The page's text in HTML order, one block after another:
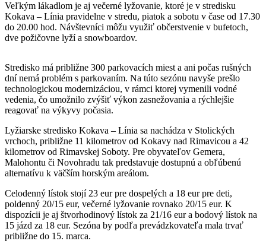
Veľkým lákadlom je aj večerné lyžovanie, ktoré je v stredisku
Kokava – Línia pravidelne v stredu, piatok a sobotu v čase od 17.30
do 20.00 hod. Návštevníci môžu využiť občerstvenie v bufetoch,
dve požičovne lyží a snowboardov.
Stredisko má približne 300 parkovacích miest a ani počas rušných
dní nemá problém s parkovaním. Na túto sezónu navyše prešlo
technologickou modernizáciou, v rámci ktorej vymenili vodné
vedenia, čo umožnilo zvýšiť výkon zasnežovania a rýchlejšie
reagovať na výkyvy počasia.
Lyžiarske stredisko Kokava – Línia sa nachádza v Stolických
vrchoch, približne 11 kilometrov od Kokavy nad Rimavicou a 42
kilometrov od Rimavskej Soboty. Pre obyvateľov Gemera,
Malohontu či Novohradu tak predstavuje dostupnú a obľúbenú
alternatívu k väčším horským areálom.
Celodenný lístok stojí 23 eur pre dospelých a 18 eur pre deti,
poldenný 20/15 eur, večerné lyžovanie rovnako 20/15 eur. K
dispozícii je aj štvorhodinový lístok za 21/16 eur a bodový lístok na
15 jázd za 18 eur. Sezóna by podľa prevádzkovateľa mala trvať
približne do 15. marca.